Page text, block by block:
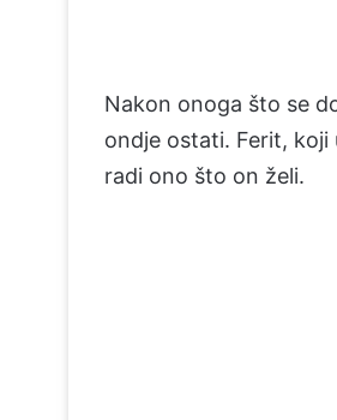
Nakon onoga što se
ondje ostati. Ferit, koji
radi ono što on želi.